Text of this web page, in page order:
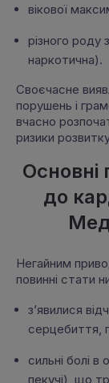
вікової
різного роду
наркотична).
Своєчасне
порушень і
вчасно
ризики
Основні
до
Негайним
повинні стати
з’явилися
серцебиття,
сильні болі в
пекучі), що